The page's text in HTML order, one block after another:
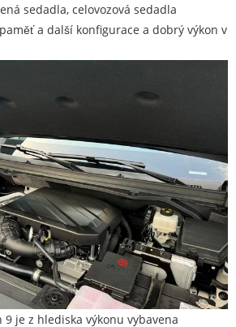
sedadla, celovozová sedadla
a další konfigurace a dobrý výkon v
9 je z hlediska výkonu vybavena